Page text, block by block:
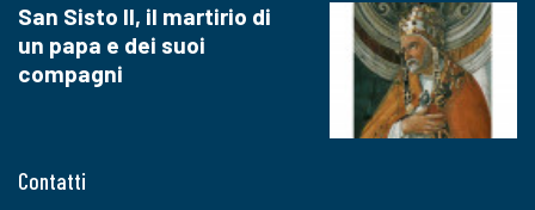
Contatti
San Sisto II, il martirio di
un papa e dei suoi
compagni